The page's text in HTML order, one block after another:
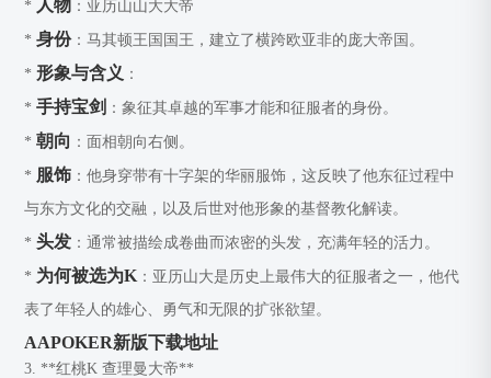
* 人物 ：亚历山山大大帝
*身份：马其顿王国国王，建立了横跨欧亚非的庞大帝国。
*形象与含义 ：
*手持宝剑 ：象征其卓越的军事才能和征服者的身份。
*朝向 ：面相朝向右侧。
* 服饰 ：他身穿带有十字架的华丽服饰，这反映了他东征过程中
与东方文化的交融，以及后世对他形象的基督教化解读。
*头发 ：通常被描绘成卷曲而浓密的头发，充满年轻的活力。
* 为何被选为K：亚历山大是历史上最伟大的征服者之一，他代
表了年轻人的雄心、勇气和无限的扩张欲望。
AAPOKER新版下载地址
3. **红桃K查理曼大帝**